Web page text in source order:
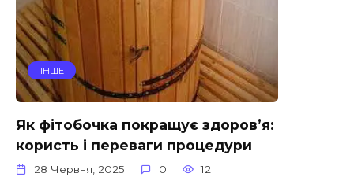
ІНШЕ
Як фітобочка покращує здоров’я:
користь і переваги процедури
28 Червня, 2025 0 12